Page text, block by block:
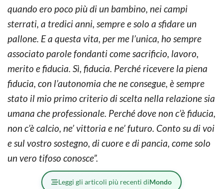
quando ero poco più di un bambino, nei campi
sterrati, a tredici anni, sempre e solo a sfidare un
pallone. E a questa vita, per me l’unica, ho sempre
associato parole fondanti come sacrificio, lavoro,
merito e fiducia. Sì, fiducia. Perché ricevere la piena
fiducia, con l’autonomia che ne consegue, è sempre
stato il mio primo criterio di scelta nella relazione sia
umana che professionale. Perché dove non c’è fiducia,
non c’è calcio, ne’ vittoria e ne’ futuro. Conto su di voi
e sul vostro sostegno, di cuore e di pancia, come solo
un vero tifoso conosce”.
Leggi gli articoli più recenti diMondo